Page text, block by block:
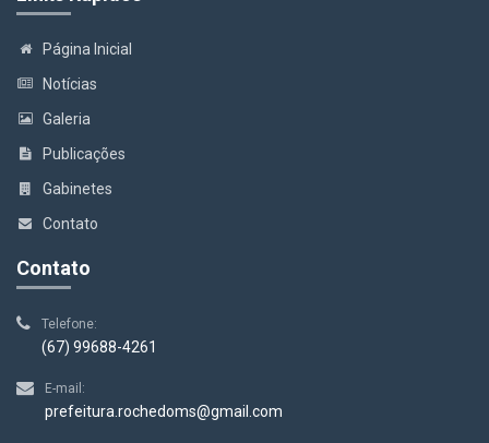
Página Inicial
Notícias
Galeria
Publicações
Gabinetes
Contato
Contato
Telefone:
(67) 99688-4261
E-mail:
prefeitura.rochedoms@gmail.com